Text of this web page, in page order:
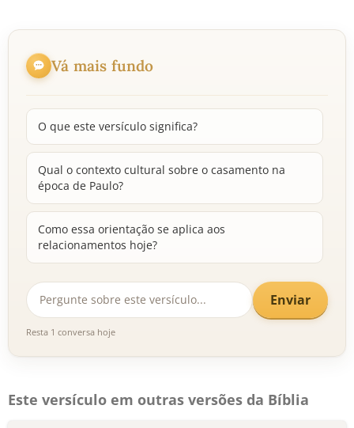
Vá mais fundo
O que este versículo significa?
Qual o contexto cultural sobre o casamento na
época de Paulo?
Como essa orientação se aplica aos
relacionamentos hoje?
Enviar
Resta 1 conversa hoje
Este versículo em outras versões da Bíblia